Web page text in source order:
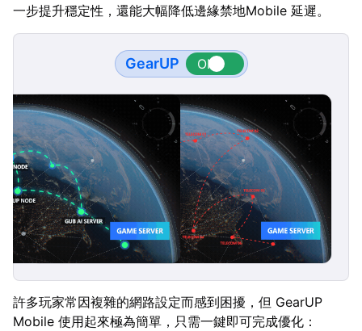
一步提升穩定性，還能大幅降低邊緣禁地Mobile 延遲。
GearUP
許多玩家常因複雜的網路設定而感到困擾，但 GearUP
Mobile 使用起來極為簡單，只需一鍵即可完成優化：